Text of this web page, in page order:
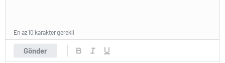
Gönder
En az 10 karakter gerekli